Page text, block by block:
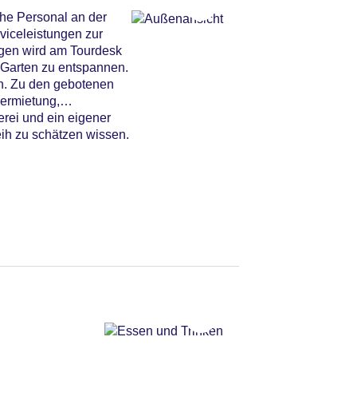
Personal an der
zur
wird am Tourdesk
zu entspannen.
Zu den gebotenen
und ein eigener
zu schätzen wissen.